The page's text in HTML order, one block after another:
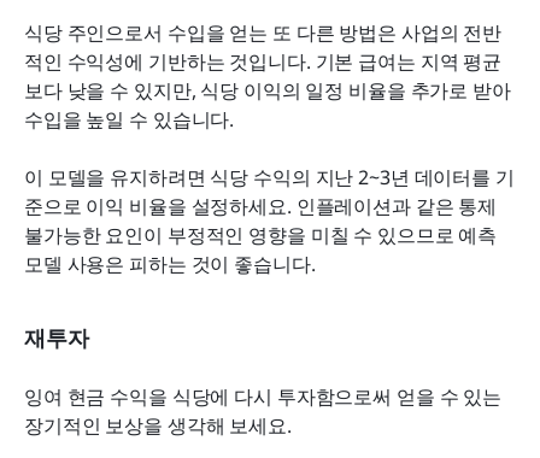
식당 주인으로서 수입을 얻는 또 다른 방법은 사업의 전반
적인 수익성에 기반하는 것입니다. 기본 급여는 지역 평균
보다 낮을 수 있지만, 식당 이익의 일정 비율을 추가로 받아
수입을 높일 수 있습니다.
이 모델을 유지하려면 식당 수익의 지난 2~3년 데이터를 기
준으로 이익 비율을 설정하세요. 인플레이션과 같은 통제
불가능한 요인이 부정적인 영향을 미칠 수 있으므로 예측
모델 사용은 피하는 것이 좋습니다.
재투자
잉여 현금 수익을 식당에 다시 투자함으로써 얻을 수 있는
장기적인 보상을 생각해 보세요.